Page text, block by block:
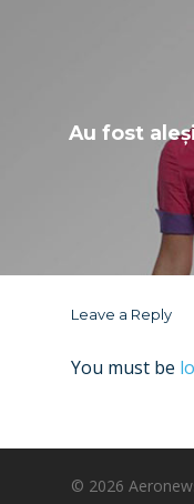
Au fost
Leave a Reply
You must be
© 2026